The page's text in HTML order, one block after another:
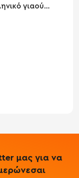
Κέικ σοκολάτας Fit με ελληνικό γιαούρτι
μας για να